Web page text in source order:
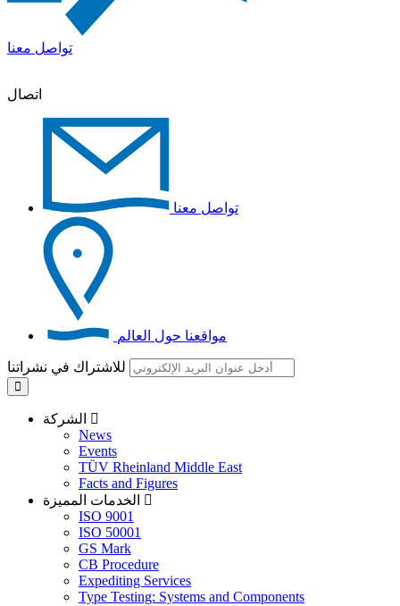
تواصل معنا
اتصال
تواصل معنا
مواقعنا حول العالم
للاشتراك في نشراتنا
News
Events
TÜV Rheinland Middle East
Facts and Figures
ISO 9001
ISO 50001
GS Mark
CB Procedure
Expediting Services
Type Testing: Systems and Components